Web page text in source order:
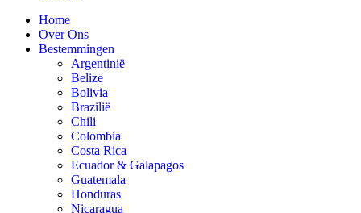
Home
Over Ons
Bestemmingen
Argentinië
Belize
Bolivia
Brazilië
Chili
Colombia
Costa Rica
Ecuador & Galapagos
Guatemala
Honduras
Nicaragua